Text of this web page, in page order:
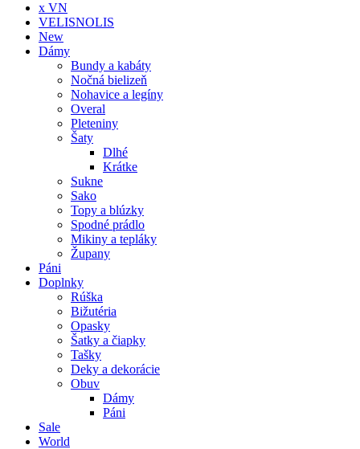
x VN
VELISNOLIS
New
Dámy
Bundy a kabáty
Nočná bielizeň
Nohavice a legíny
Overal
Pleteniny
Šaty
Dlhé
Krátke
Sukne
Sako
Topy a blúzky
Spodné prádlo
Mikiny a tepláky
Župany
Páni
Doplnky
Rúška
Bižutéria
Opasky
Šatky a čiapky
Tašky
Deky a dekorácie
Obuv
Dámy
Páni
Sale
World